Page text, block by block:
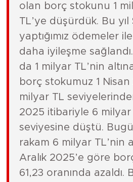
olan borç stokunu 1
TL’ye düşürdük. Bu yıl
yaptığımız ödemeler
daha iyileşme
da 1 milyar TL’nin
borç stokumuz 1 Nisan
milyar TL
2025 itibariyle 6
seviyesine düştü.
rakam 6 milyar TL’nin
Aralık 2025’e göre
61,23 oranında azaldı.